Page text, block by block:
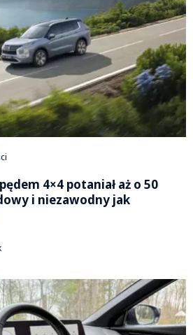
4×4 potaniał aż o 50
i niezawodny jak